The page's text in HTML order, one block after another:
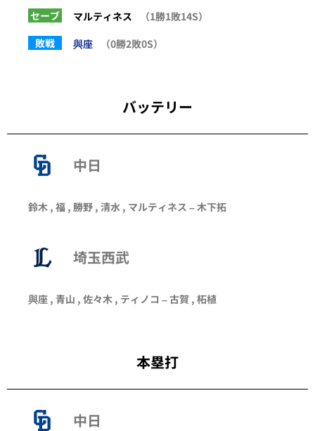
セーブ
マルティネス
（1勝1敗14S）
敗戦
與座 （0勝2敗0S）
バッテリー
中日
鈴木 , 福 , 勝野 , 清水 , マルティネス – 木下拓
埼玉西武
與座 , 青山 , 佐々木 , ティノコ –古賀 , 柘植
本塁打
中日